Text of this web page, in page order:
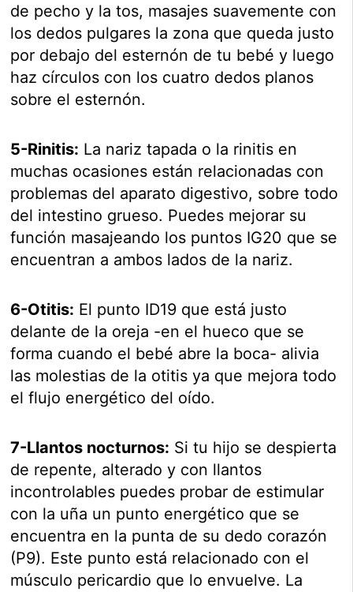
de pecho y la tos, masajes suavemente con
los dedos pulgares la zona que queda justo
por debajo del esternón de tu bebé y luego
haz círculos con los cuatro dedos planos
sobre el esternón.
5-Rinitis: La nariz tapada o la rinitis en
muchas ocasiones están relacionadas con
problemas del aparato digestivo, sobre todo
del intestino grueso. Puedes mejorar su
función masajeando los puntos IG20 que se
encuentran a ambos lados de la nariz.
6-Otitis: El punto ID19 que está justo
delante de la oreja -en el hueco que se
forma cuando el bebé abre la boca- alivia
las molestias de la otitis ya que mejora todo
el flujo energético del oído.
7-Llantos nocturnos: Si tu hijo se despierta
de repente, alterado y con llantos
incontrolables puedes probar de estimular
con la uña un punto energético que se
encuentra en la punta de su dedo corazón
(P9). Este punto está relacionado con el
músculo pericardio que lo envuelve. La